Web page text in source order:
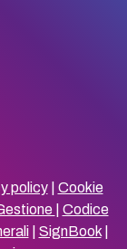
policy| Cookie
Codice
| SignBook|